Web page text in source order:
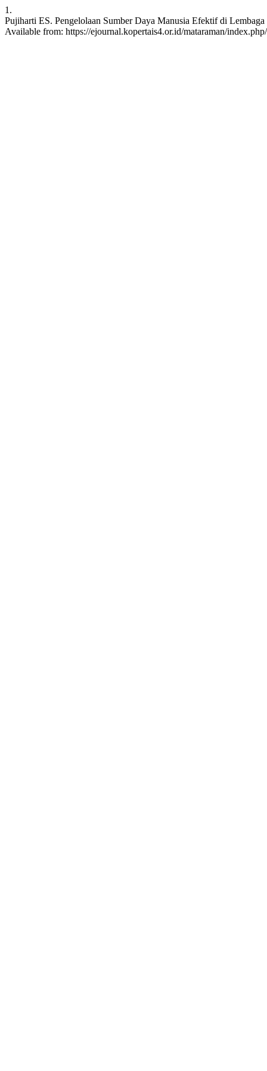
1.
Pujiharti ES. Pengelolaan Sumber Daya Manusia Efektif di
Available from: https://ejournal.kopertais4.or.id/mataraman/